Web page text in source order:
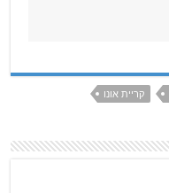
קריית אונו